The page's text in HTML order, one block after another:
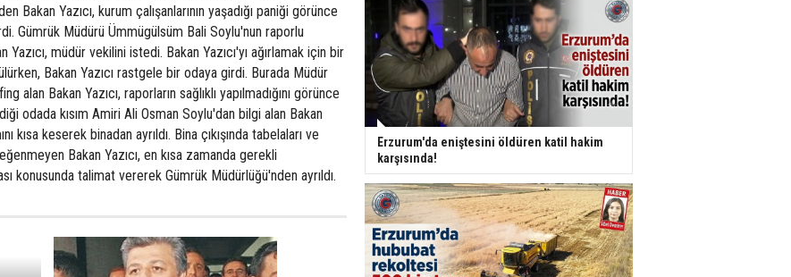
Bakan Yazıcı, kurum çalışanlarının yaşadığı paniği görünce
Gümrük Müdürü Ümmügülsüm Bali Soylu'nun raporlu
Yazıcı, müdür vekilini istedi. Bakan Yazıcı'yı ağırlamak için bir
Bakan Yazıcı rastgele bir odaya girdi. Burada Müdür
alan Bakan Yazıcı, raporların sağlıklı yapılmadığını görünce
odada kısım Amiri Ali Osman Soylu'dan bilgi alan Bakan
kısa keserek binadan ayrıldı. Bina çıkışında tabelaları ve
Bakan Yazıcı, en kısa zamanda gerekli
konusunda talimat vererek Gümrük Müdürlüğü'nden ayrıldı.
Erzurum'da eniştesini öldüren katil hakim
karşısında!